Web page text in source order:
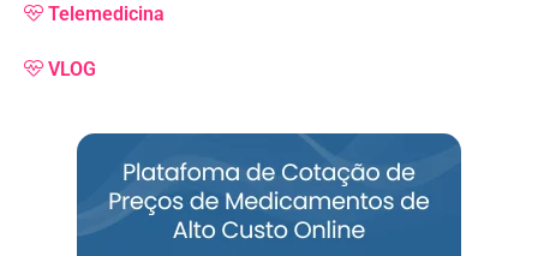
Telemedicina
VLOG